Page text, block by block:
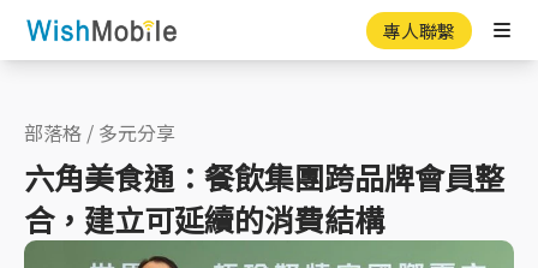
專人聯繫
部落格 / 多元分享
六角美食通：餐飲集團跨品牌會員整
合，建立可延續的消費結構